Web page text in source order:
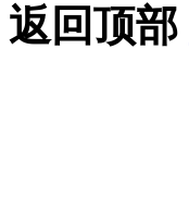
返回顶部